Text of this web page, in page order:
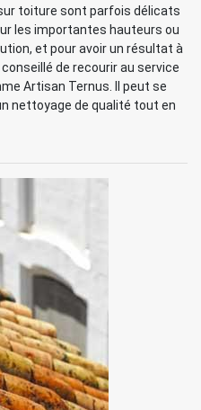
toiture sont parfois délicats
les importantes hauteurs ou
et pour avoir un résultat à
de recourir au service
Artisan Ternus. Il peut se
nettoyage de qualité tout en